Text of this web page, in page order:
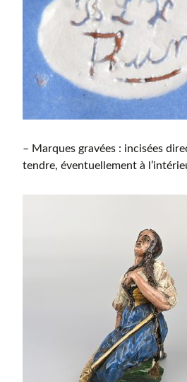
– Marques gravées : incisées
tendre, éventuellement à